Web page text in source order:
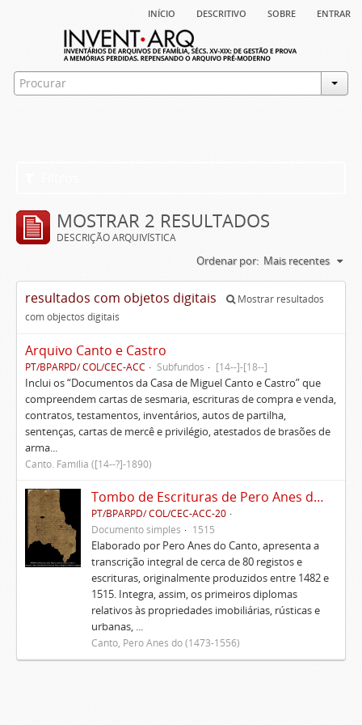
início descritivo sobre entrar
MOSTRAR 2 RESULTADOS
DESCRIÇÃO ARQUIVÍSTICA
Ordenar por: Mais recentes
resultados com objetos digitais
Mostrar resultados
com objectos digitais
Arquivo Canto e Castro
PT/BPARPD/ COL/CEC-ACC Subfundos [14--]-[18--]
Inclui os “Documentos da Casa de Miguel Canto e Castro” que
compreendem cartas de sesmaria, escrituras de compra e venda,
contratos, testamentos, inventários, autos de partilha,
sentenças, cartas de mercê e privilégio, atestados de brasões de
arma...
Canto. Família ([14--?]-1890)
Tombo de Escrituras de Pero Anes do Canto
PT/BPARPD/ COL/CEC-ACC-20
Documento simples
1515
Elaborado por Pero Anes do Canto, apresenta a
transcrição integral de cerca de 80 registos e
escrituras, originalmente produzidos entre 1482 e
1515. Integra, assim, os primeiros diplomas
relativos às propriedades imobiliárias, rústicas e
urbanas, ...
Canto, Pero Anes do (1473-1556)